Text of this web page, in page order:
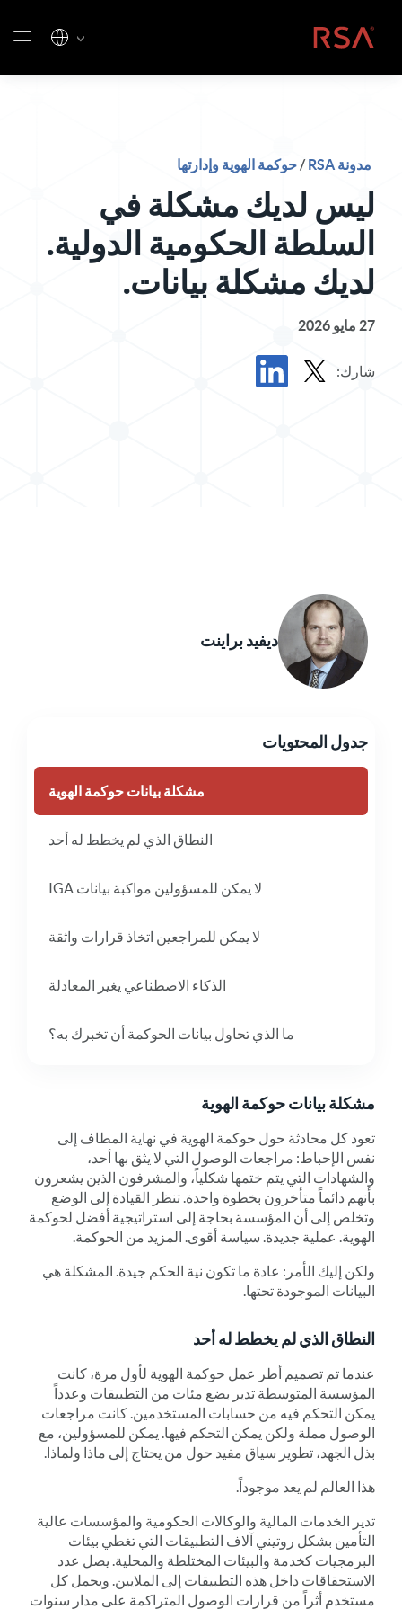
الصفحة الرئيسية
مدونة RSA /حوكمة الهوية وإدارتها
ليس لديك مشكلة في
السلطة الحكومية الدولية.
لديك مشكلة بيانات.
27 مايو 2026
شارك:
ديفيد براينت
جدول المحتويات
مشكلة بيانات حوكمة الهوية
النطاق الذي لم يخطط له أحد
لا يمكن للمسؤولين مواكبة بيانات IGA
لا يمكن للمراجعين اتخاذ قرارات واثقة
الذكاء الاصطناعي يغير المعادلة
ما الذي تحاول بيانات الحوكمة أن تخبرك به؟
مشكلة بيانات حوكمة الهوية
تعود كل محادثة حول حوكمة الهوية في نهاية المطاف إلى
نفس الإحباط: مراجعات الوصول التي لا يثق بها أحد،
والشهادات التي يتم ختمها شكلياً، والمشرفون الذين يشعرون
بأنهم دائماً متأخرون بخطوة واحدة. تنظر القيادة إلى الوضع
وتخلص إلى أن المؤسسة بحاجة إلى استراتيجية أفضل لحوكمة
الهوية. عملية جديدة. سياسة أقوى. المزيد من الحوكمة.
ولكن إليك الأمر: عادة ما تكون نية الحكم جيدة. المشكلة هي
البيانات الموجودة تحتها.
النطاق الذي لم يخطط له أحد
عندما تم تصميم أطر عمل حوكمة الهوية لأول مرة، كانت
المؤسسة المتوسطة تدير بضع مئات من التطبيقات وعدداً
يمكن التحكم فيه من حسابات المستخدمين. كانت مراجعات
الوصول مملة ولكن يمكن التحكم فيها. يمكن للمسؤولين، مع
بذل الجهد، تطوير سياق مفيد حول من يحتاج إلى ماذا ولماذا.
هذا العالم لم يعد موجوداً.
تدير الخدمات المالية والوكالات الحكومية والمؤسسات عالية
التأمين بشكل روتيني آلاف التطبيقات التي تغطي بيئات
البرمجيات كخدمة والبيئات المختلطة والمحلية. يصل عدد
الاستحقاقات داخل هذه التطبيقات إلى الملايين. ويحمل كل
مستخدم أثراً من قرارات الوصول المتراكمة على مدار سنوات